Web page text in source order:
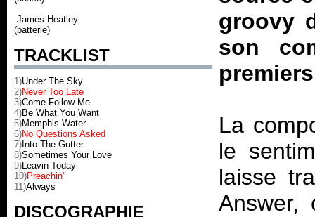
-James Heatley
(batterie)
TRACKLIST
1)Under The Sky
2)Never Too Late
3)Come Follow Me
4)Be What You Want
5)Memphis Water
6)No Questions Asked
7) Into The Gutter
8)Sometimes Your Love
9)Leavin Today
10)Preachin'
11)Always
DISCOGRAPHIE
groovy
son
La
le
laisse
Answer,